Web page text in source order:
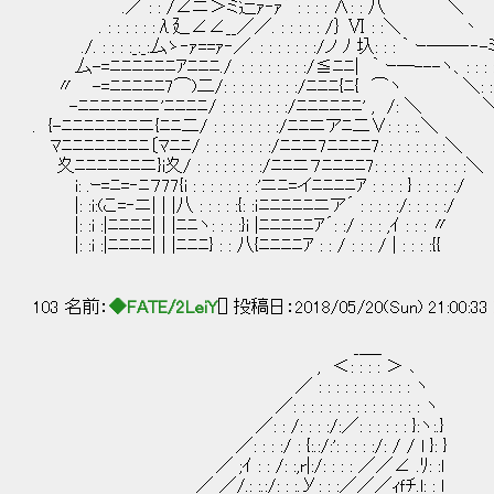
.／ : : /∠ニ＞ミ辷ｧ‐ｧ´ : : : : ∧: : 八 ＼
. : : : : : :λ廴∠∠__／／. : : : : : /｝ Ⅵ : :＼ 丶
./. : : : :_:_:厶ゝ‐ｧ==ｧ‐／. : : : : : : :/ノ ﾉ 圦: : : ｀ ｰ――‐‐-
厶-=ﾆﾆﾆﾆﾆﾆｱﾆﾆﾆ./. : : : : : : : :/≦ﾆﾆ| ｀ ｰ―---ヽ、: : : :
〃 -=ﾆﾆﾆﾆﾆ7⌒)二/: : : : : : : : :/ﾆﾆﾆ{ﾆ{ ⌒ヽ ＼: :
-ﾆﾆﾆﾆﾆﾆニ'ﾆﾆﾆﾆ/ : : : : : : : :/ﾆﾆﾆﾆﾆﾆ' , /: ＼
. {-ﾆﾆﾆﾆﾆﾆﾆニ{ﾆﾆ二/ : : : : : : : :/ﾆﾆニアﾆ二∨: : : :.＼
ﾏﾆﾆﾆﾆﾆﾆﾆﾆ〔ﾏﾆﾆ/ : : : : : : : :/ﾆﾆニ7ﾆﾆﾆﾆ7: : : : : : : :＼
夊ﾆﾆﾆﾆﾆﾆニ}i夊/ : : : : : : : :/ﾆﾆニ７ﾆﾆﾆﾆ7: : : : : : : : : : :＼
i: .ｰ=ﾆ=‐ﾆ７77{i : : : : : : : :'ニﾆ=イﾆﾆﾆﾆｱ : : : : } : : : : :/
|: :i:(こ=‐ニ| | |八 : : : : :{: :ｉﾆﾆﾆﾆﾆニア´ : : : : :/: : : : :/
|: :i :|ﾆﾆﾆﾆ| | |ﾆﾆヽ: : : :}i |ﾆﾆﾆﾆﾆｱ´: :/ : : : ,ｲ : : : 〃
|: :i :|ﾆﾆﾆﾆ| | |ﾆﾆﾆ} : : 八{ﾆﾆﾆﾆｱ : : / : : : / | : : : :{{
103 名前： ◆FATE/2LeiY[] 投稿日：2018/05/20(Sun) 21:00:33
, ＜: : : : ＞ ､
／ : : : : : : : : : : : ヽ
／: : : : : : : : : : : : : : : ヽ
／: : /: : : :/:／: : : : : : }:ヽ:.}
／: : : :/ : {:.:/:': : : : :/: / / l }: }
／ ;ｲ : : /: :,r|:/: : : : ／／∠ .ﾘ: :l
／ ／/.: :.:/: : :.У: : :／／／ｨｆﾁ.l: : l